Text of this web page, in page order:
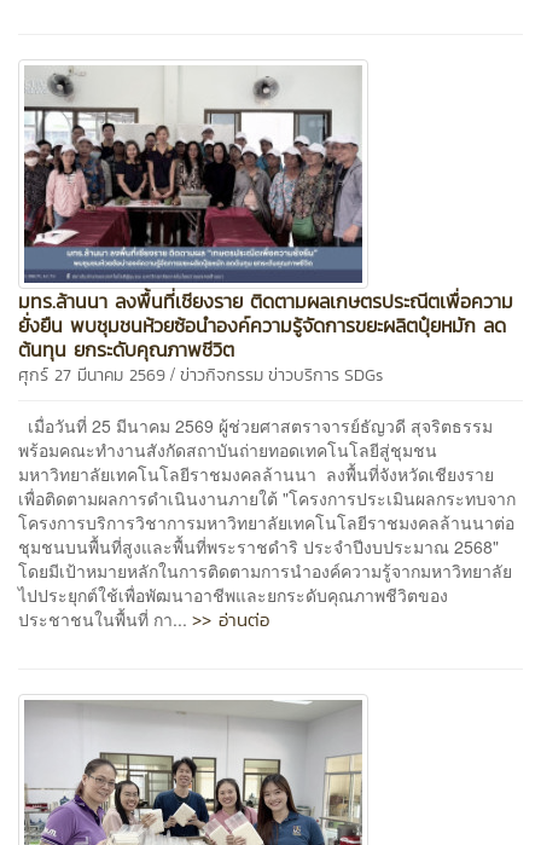
มทร.ล้านนา ลงพื้นที่เชียงราย ติดตามผลเกษตรประณีตเพื่อความ
ยั่งยืน พบชุมชนห้วยซ้อนำองค์ความรู้จัดการขยะผลิตปุ๋ยหมัก ลด
ต้นทุน ยกระดับคุณภาพชีวิต
ศุกร์ 27 มีนาคม 2569 / ข่าวกิจกรรมข่าวบริการSDGs
เมื่อวันที่ 25 มีนาคม 2569 ผู้ช่วยศาสตราจารย์ธัญวดี สุจริตธรรม
พร้อมคณะทำงานสังกัดสถาบันถ่ายทอดเทคโนโลยีสู่ชุมชน
มหาวิทยาลัยเทคโนโลยีราชมงคลล้านนา ลงพื้นที่จังหวัดเชียงราย
เพื่อติดตามผลการดำเนินงานภายใต้ "โครงการประเมินผลกระทบจาก
โครงการบริการวิชาการมหาวิทยาลัยเทคโนโลยีราชมงคลล้านนาต่อ
ชุมชนบนพื้นที่สูงและพื้นที่พระราชดำริ ประจำปีงบประมาณ 2568"
โดยมีเป้าหมายหลักในการติดตามการนำองค์ความรู้จากมหาวิทยาลัย
ไปประยุกต์ใช้เพื่อพัฒนาอาชีพและยกระดับคุณภาพชีวิตของ
ประชาชนในพื้นที่ กา... >> อ่านต่อ